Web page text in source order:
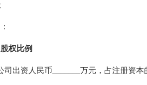
权比例
司出资人民币_______万元，占注册资本